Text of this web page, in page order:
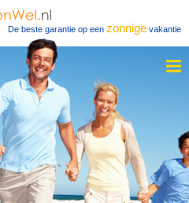
De beste garantie op een zonnige vakantie